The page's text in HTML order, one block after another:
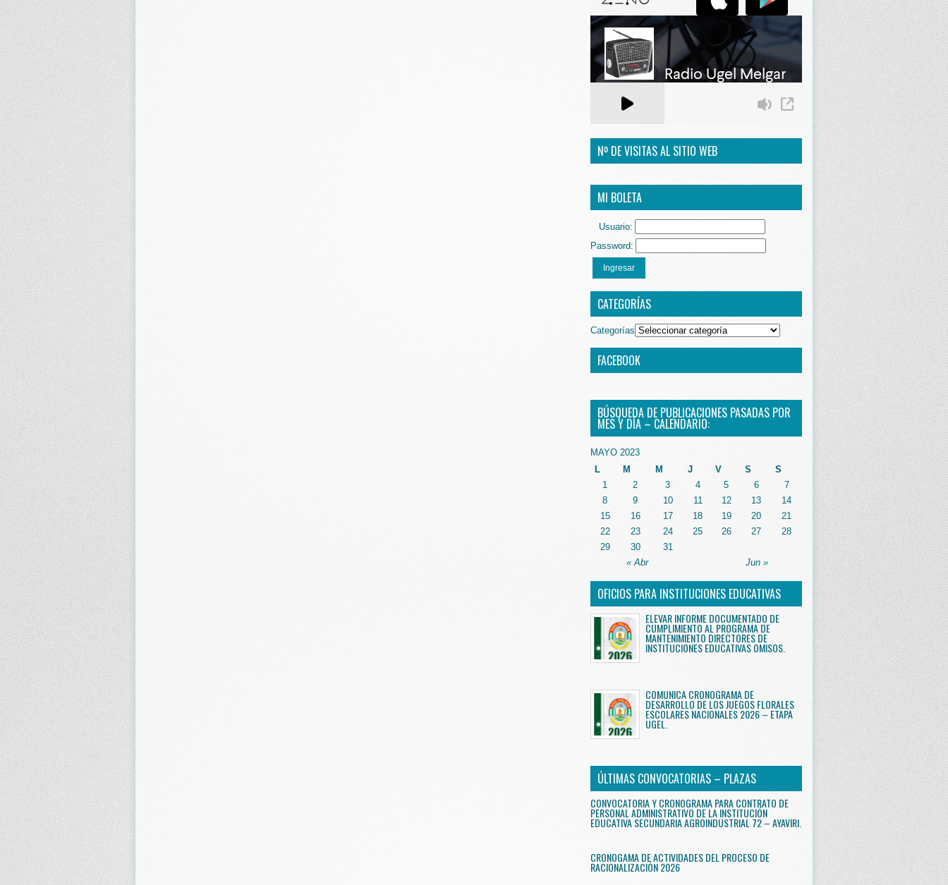
Nº DE VISITAS AL SITIO WEB
MI BOLETA
Usuario:
Password:
Ingresar
CATEGORÍAS
Categorías
FACEBOOK
BÚSQUEDA DE PUBLICACIONES PASADAS POR
MES Y DÍA – CALENDARIO:
MAYO 2023
L
M M J V S S
« Abr Jun »
1 2 3 4 5 6
7
8
9 10 11 12 13
14
15
16 17 18 19 20
21
22
23 24 25 26 27
28
29
30 31
OFICIOS PARA INSTITUCIONES EDUCATIVAS
ELEVAR INFORME DOCUMENTADO DE
CUMPLIMIENTO AL PROGRAMA DE
MANTENIMIENTO DIRECTORES DE
INSTITUCIONES EDUCATIVAS OMISOS.
COMUNICA CRONOGRAMA DE
DESARROLLO DE LOS JUEGOS FLORALES
ESCOLARES NACIONALES 2026 – ETAPA
UGEL.
ÚLTIMAS CONVOCATORIAS – PLAZAS
CONVOCATORIA Y CRONOGRAMA PARA CONTRATO DE
PERSONAL ADMINISTRATIVO DE LA INSTITUCIÓN
EDUCATIVA SECUNDARIA AGROINDUSTRIAL 72 – AYAVIRI.
CRONOGAMA DE ACTIVIDADES DEL PROCESO DE
RACIONALIZACIÓN 2026